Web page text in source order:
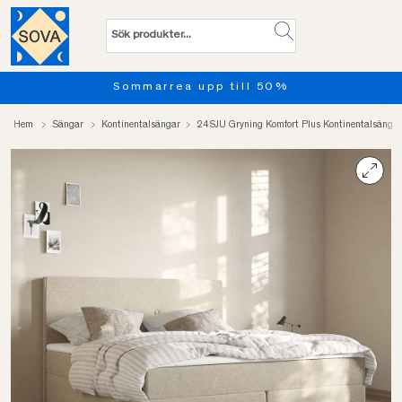
Provsov upp till 100 nätter. Läs
Hem Sängar Kontinentalsängar 24SJU Gryning Komfort Plus Kontinentalsäng